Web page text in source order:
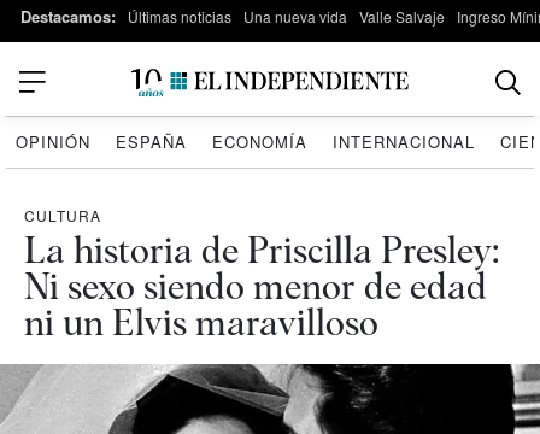
Destacamos: Últimas noticias Una nueva vida Valle Salvaje Ingreso
OPINIÓN ESPAÑA ECONOMÍA INTERNACIONAL
CULTURA
La historia de Priscilla Presley:
Ni sexo siendo menor de edad
ni un Elvis maravilloso